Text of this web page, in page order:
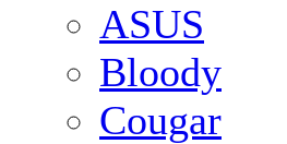
ASUS
Bloody
Cougar